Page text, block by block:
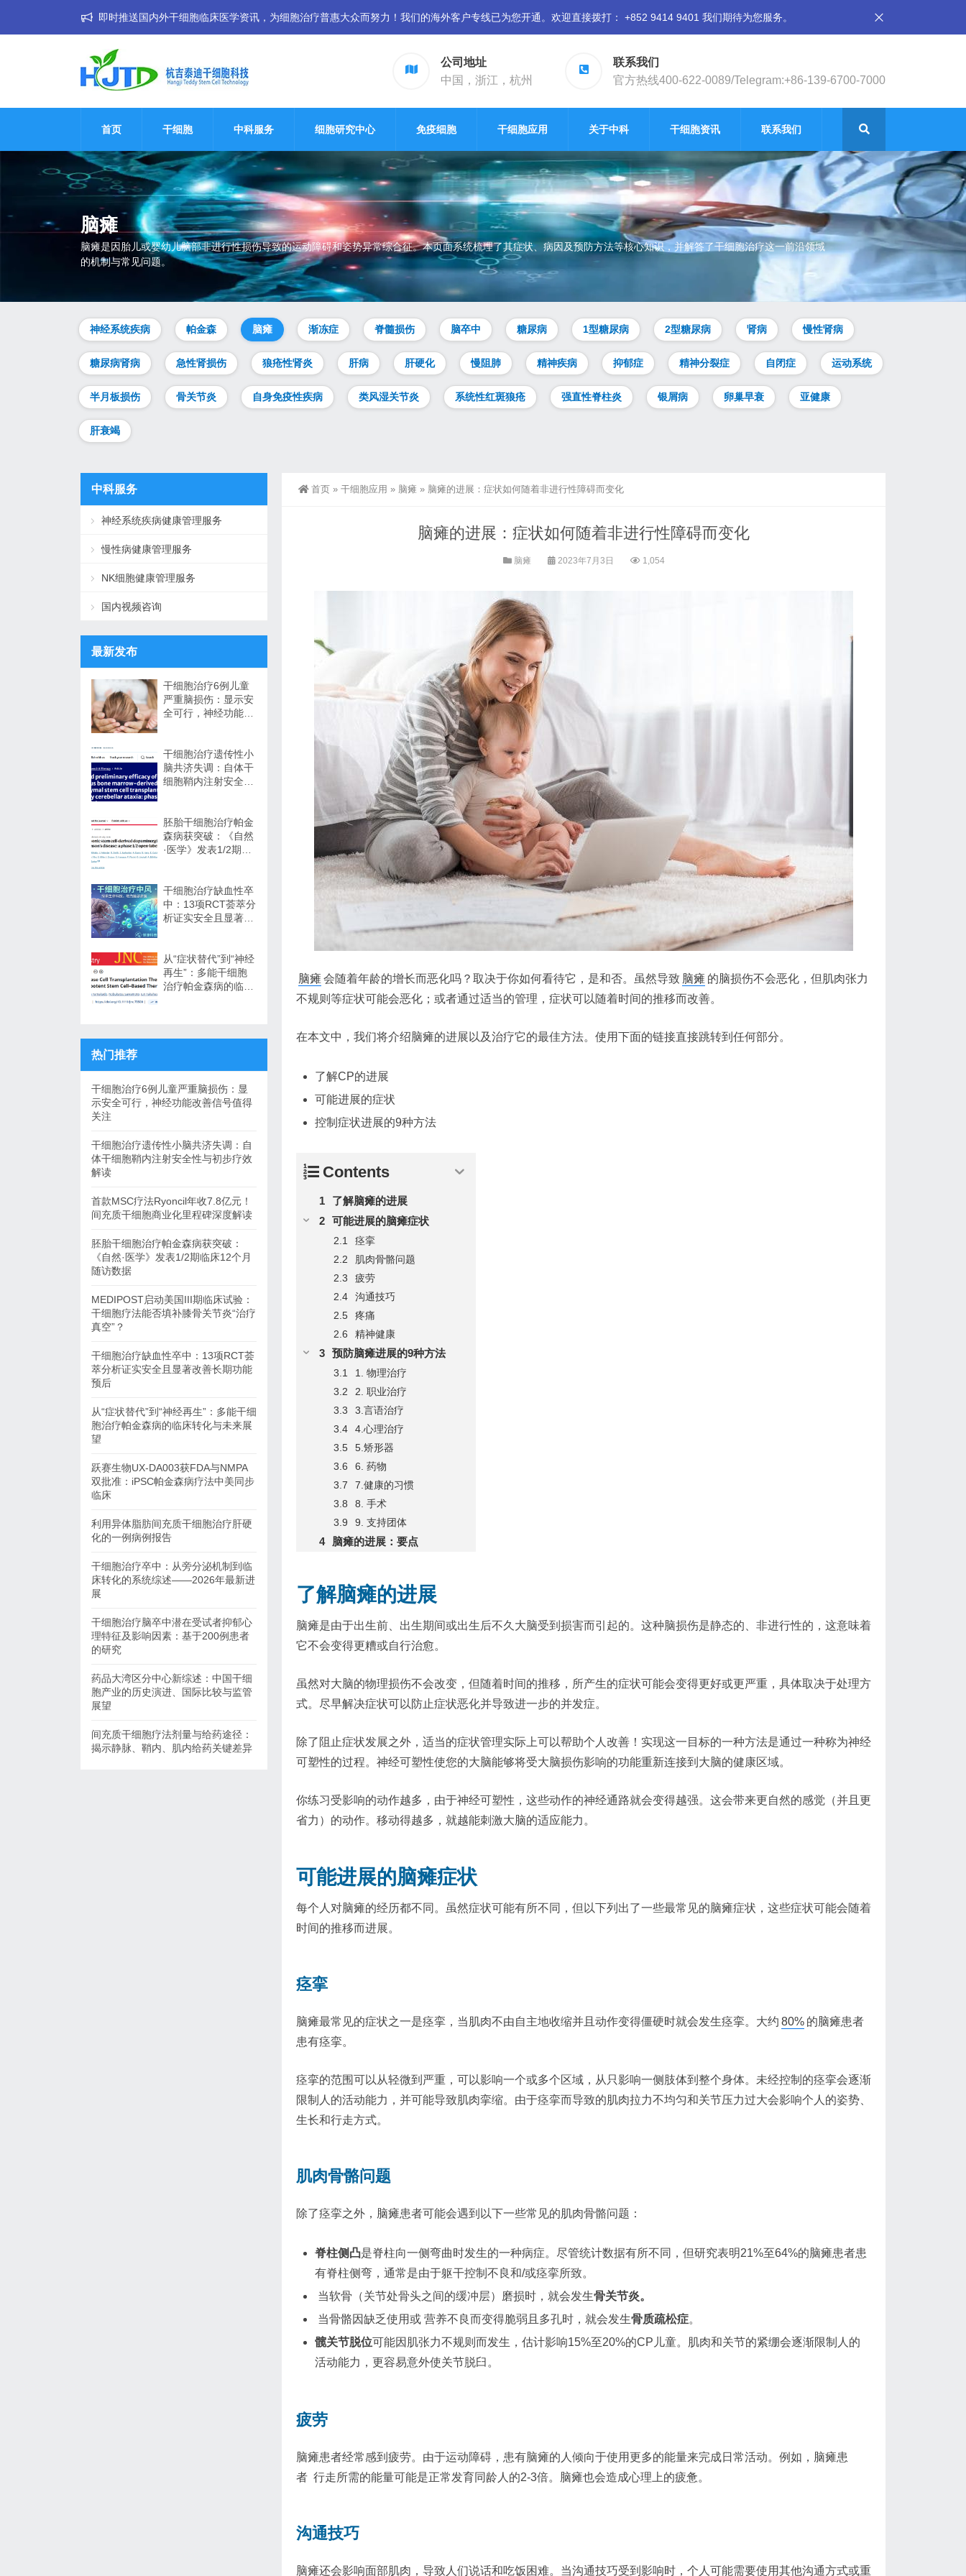
即时推送国内外干细胞临床医学资讯，为细胞治疗普惠大众而努力！我们的海外客户专线已为您开通。欢迎直接拨打： +852 9414 9401 我们期待为您服务。
公司地址
中国，浙江，杭州
联系我们
官方热线400-622-0089/Telegram:+86-139-6700-7000
首页 干细胞 中科服务 细胞研究中心 免疫细胞 干细胞应用 关于中科 干细胞资讯 联系我们
脑瘫
脑瘫是因胎儿或婴幼儿脑部非进行性损伤导致的运动障碍和姿势异常综合征。本页面系统梳理了其症状、病因及预防方法等核心知识，并解答了干细胞治疗这一前沿领域
的机制与常见问题。
神经系统疾病 帕金森 脑瘫 渐冻症 脊髓损伤 脑卒中 糖尿病 1型糖尿病 2型糖尿病 肾病 慢性肾病
糖尿病肾病 急性肾损伤 狼疮性肾炎 肝病 肝硬化 慢阻肺 精神疾病 抑郁症 精神分裂症 自闭症 运动系统
半月板损伤 骨关节炎 自身免疫性疾病 类风湿关节炎 系统性红斑狼疮 强直性脊柱炎 银屑病 卵巢早衰 亚健康
肝衰竭
首页 » 干细胞应用 » 脑瘫 » 脑瘫的进展：症状如何随着非进行性障碍而变化
脑瘫的进展：症状如何随着非进行性障碍而变化
脑瘫 2023年7月3日 1,054
脑瘫 会随着年龄的增长而恶化吗？取决于你如何看待它，是和否。虽然导致 脑瘫 的脑损伤不会恶化，但肌肉张力
不规则等症状可能会恶化；或者通过适当的管理，症状可以随着时间的推移而改善。
在本文中，我们将介绍脑瘫的进展以及治疗它的最佳方法。使用下面的链接直接跳转到任何部分。
了解CP的进展
可能进展的症状
控制症状进展的9种方法
Contents
了解脑瘫的进展
可能进展的脑瘫症状
痉挛
肌肉骨骼问题
疲劳
沟通技巧
疼痛
精神健康
预防脑瘫进展的9种方法
1. 物理治疗
2. 职业治疗
3.言语治疗
4.心理治疗
5.矫形器
6. 药物
7.健康的习惯
8. 手术
9. 支持团体
脑瘫的进展：要点
了解脑瘫的进展
脑瘫是由于出生前、出生期间或出生后不久大脑受到损害而引起的。这种脑损伤是静态的、非进行性的，这意味着
它不会变得更糟或自行治愈。
虽然对大脑的物理损伤不会改变，但随着时间的推移，所产生的症状可能会变得更好或更严重，具体取决于处理方
式。尽早解决症状可以防止症状恶化并导致进一步的并发症。
除了阻止症状发展之外，适当的症状管理实际上可以帮助个人改善！实现这一目标的一种方法是通过一种称为神经
可塑性的过程。神经可塑性使您的大脑能够将受大脑损伤影响的功能重新连接到大脑的健康区域。
你练习受影响的动作越多，由于神经可塑性，这些动作的神经通路就会变得越强。这会带来更自然的感觉（并且更
省力）的动作。移动得越多，就越能刺激大脑的适应能力。
可能进展的脑瘫症状
每个人对脑瘫的经历都不同。虽然症状可能有所不同，但以下列出了一些最常见的脑瘫症状，这些症状可能会随着
时间的推移而进展。
痉挛
脑瘫最常见的症状之一是痉挛，当肌肉不由自主地收缩并且动作变得僵硬时就会发生痉挛。大约 80% 的脑瘫患者
患有痉挛。
痉挛的范围可以从轻微到严重，可以影响一个或多个区域，从只影响一侧肢体到整个身体。未经控制的痉挛会逐渐
限制人的活动能力，并可能导致肌肉挛缩。由于痉挛而导致的肌肉拉力不均匀和关节压力过大会影响个人的姿势、
生长和行走方式。
肌肉骨骼问题
除了痉挛之外，脑瘫患者可能会遇到以下一些常见的肌肉骨骼问题：
脊柱侧凸是脊柱向一侧弯曲时发生的一种病症。尽管统计数据有所不同，但研究表明21%至64%的脑瘫患者患
有脊柱侧弯，通常是由于躯干控制不良和/或痉挛所致。
当软骨（关节处骨头之间的缓冲层）磨损时，就会发生骨关节炎。
当骨骼因缺乏使用或 营养不良而变得脆弱且多孔时，就会发生骨质疏松症。
髋关节脱位可能因肌张力不规则而发生，估计影响15%至20%的CP儿童。肌肉和关节的紧绷会逐渐限制人的
活动能力，更容易意外使关节脱臼。
疲劳
脑瘫患者经常感到疲劳。由于运动障碍，患有脑瘫的人倾向于使用更多的能量来完成日常活动。例如，脑瘫患
者 行走所需的能量可能是正常发育同龄人的2-3倍。脑瘫也会造成心理上的疲惫。
沟通技巧
脑瘫还会影响面部肌肉，导致人们说话和吃饭困难。当沟通技巧受到影响时，个人可能需要使用其他沟通方式或重
中科服务
神经系统疾病健康管理服务
慢性病健康管理服务
NK细胞健康管理服务
国内视频咨询
最新发布
干细胞治疗6例儿童
严重脑损伤：显示安
全可行，神经功能改
干细胞治疗遗传性小
脑共济失调：自体干
细胞鞘内注射安全性
胚胎干细胞治疗帕金
森病获突破：《自然
·医学》发表1/2期临
干细胞治疗缺血性卒
中：13项RCT荟萃分
析证实安全且显著改
从“症状替代”到“神经
再生”：多能干细胞
治疗帕金森病的临床
热门推荐
干细胞治疗6例儿童严重脑损伤：显
示安全可行，神经功能改善信号值得
关注
干细胞治疗遗传性小脑共济失调：自
体干细胞鞘内注射安全性与初步疗效
解读
首款MSC疗法Ryoncil年收7.8亿元！
间充质干细胞商业化里程碑深度解读
胚胎干细胞治疗帕金森病获突破：
《自然·医学》发表1/2期临床12个月
随访数据
MEDIPOST启动美国III期临床试验：
干细胞疗法能否填补膝骨关节炎“治疗
真空”？
干细胞治疗缺血性卒中：13项RCT荟
萃分析证实安全且显著改善长期功能
预后
从“症状替代”到“神经再生”：多能干细
胞治疗帕金森病的临床转化与未来展
望
跃赛生物UX-DA003获FDA与NMPA
双批准：iPSC帕金森病疗法中美同步
临床
利用异体脂肪间充质干细胞治疗肝硬
化的一例病例报告
干细胞治疗卒中：从旁分泌机制到临
床转化的系统综述——2026年最新进
展
干细胞治疗脑卒中潜在受试者抑郁心
理特征及影响因素：基于200例患者
的研究
药品大湾区分中心新综述：中国干细
胞产业的历史演进、国际比较与监管
展望
间充质干细胞疗法剂量与给药途径：
揭示静脉、鞘内、肌内给药关键差异